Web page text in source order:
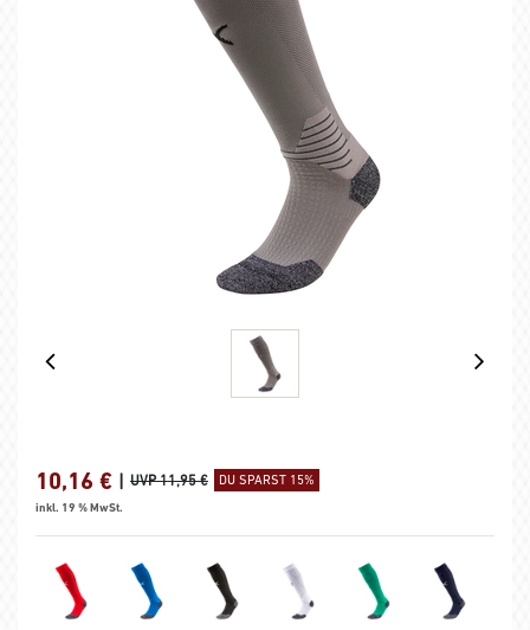
10,16 € | UVP 11,95 € DU SPARST 15%
inkl. 19 % MwSt.